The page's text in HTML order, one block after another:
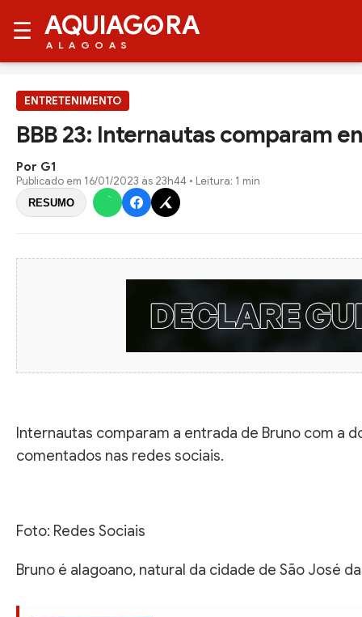
☰ AQUIAG RA
ALAGOAS
ENTRETENIMENTO
BBB 23: Internautas comparam
Por G1
Publicado em 16/01/2023 às 23h44 • Leitura: 1 min
RESUMO
Internautas comparam a entrada de Bruno com a
comentados nas redes sociais.
Foto: Redes Sociais
Bruno é alagoano, natural da cidade de São José